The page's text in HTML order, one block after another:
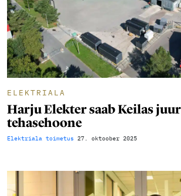
ELEKTRIALA
Harju Elekter saab Keilas
tehasehoone
Elektriala toimetus 27. oktoober 2025